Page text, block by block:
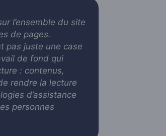
l’ensemble du site
de pages.
pas juste une case
de fond qui
: contenus,
rendre la lecture
d’assistance
personnes